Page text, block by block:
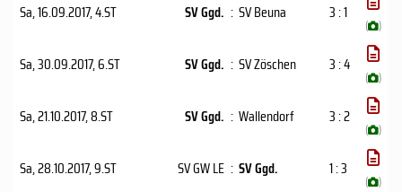
Sa, 16.09.2017, 4.ST SV Ggd. : SV Beuna 3 : 1
( )
Sa, 30.09.2017, 6.ST SV Ggd. : SV Zöschen 3 : 4
( )
Sa, 21.10.2017, 8.ST SV Ggd. : Wallendorf 3 : 2
( )
Sa, 28.10.2017, 9.ST SV GW LE : SV Ggd. 1 : 3
( )